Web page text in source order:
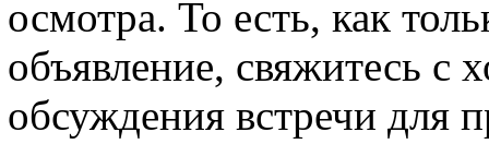
осмотра. То есть, как
объявление, свяжитесь с
обсуждения встречи для